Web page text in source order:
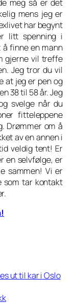
meg så er det
mens jeg er
har begynt
litt spenning i
finne en mann
gjerne vil treffe
Jeg tror du vil
at jeg er pen og
38 til 58 år. Jeg
svelge når du
fitteleppene
Drømmer om å
av en annen i
veldig tent! Er
en selvfølge, er
sammen! Vi er
som tar kontakt
ut til kar i Oslo